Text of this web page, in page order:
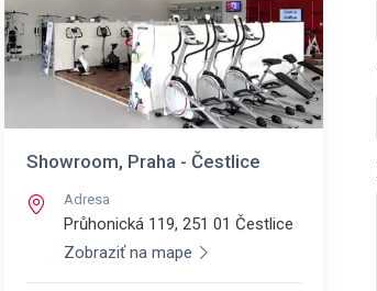
Showroom, Praha - Čestlice
Adresa
Průhonická 119, 251 01 Čestlice
Zobraziť na mape